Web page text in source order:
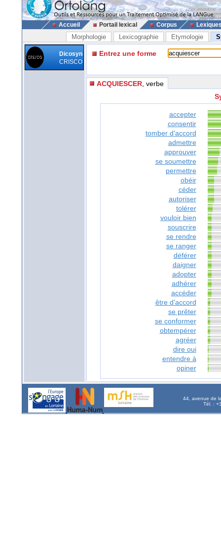
Accueil Portail lexical Corpus
Morphologie Lexicographie Etymologie
Dicosyn
CRISCO
Entrez une forme
ACQUIESCER , verbe
accepter
consentir
tomber d'accord
admettre
approuver
se soumettre
permettre
obéir
céder
autoriser
tolérer
vouloir bien
souscrire
se rendre
se ranger
déférer
daigner
adopter
adhérer
accéder
être d'accord
se prêter
se conformer
obtempérer
agréer
dire oui
entendre à
opiner
44, avenue de
Tél. :